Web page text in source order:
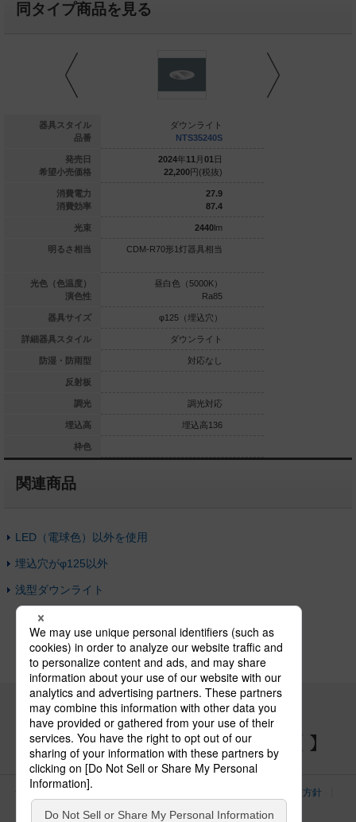
同タイプ商品を見る
器具スタイル
品番
発売日
希望小売価格
消費電力
消費効率
光束
明るさ相当
光色（色温度）
演色性
器具サイズ
詳細器具スタイル
防湿・防雨型
反射板
調光
埋込高
枠色
ダウンライト
円(税抜)
33.8
59.4
色（2700K）
（埋込穴）
ダウンライト
対応なし
ダウンライト
NTS35240S
2024年11 月 01 日
22,200円(税抜)
27.9
87.4
2440lm
CDM-R70形1灯器具相当
昼白色（5000K）
Ra85
φ125（埋込穴）
ダウンライト
対応なし
調光対応
埋込高136
関連商品
LED（電球色）以外を使用
埋込穴がφ125以外
浅型ダウンライト
パナソニックの電気設備 SNSアカウント
サイトのご利用にあたって
個人情報保護方針
パナソニック ホールディングス